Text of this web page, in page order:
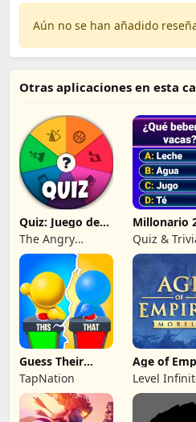
Aún no se han añadido
Otras aplicaciones en esta
Quiz: Juego de
Preguntas
The Angry
Kraken
Millonario
trivia quiz
Quiz &
Games by
Submarine
Guess Their
Answer - IQ
Games
TapNation
Age of
Level